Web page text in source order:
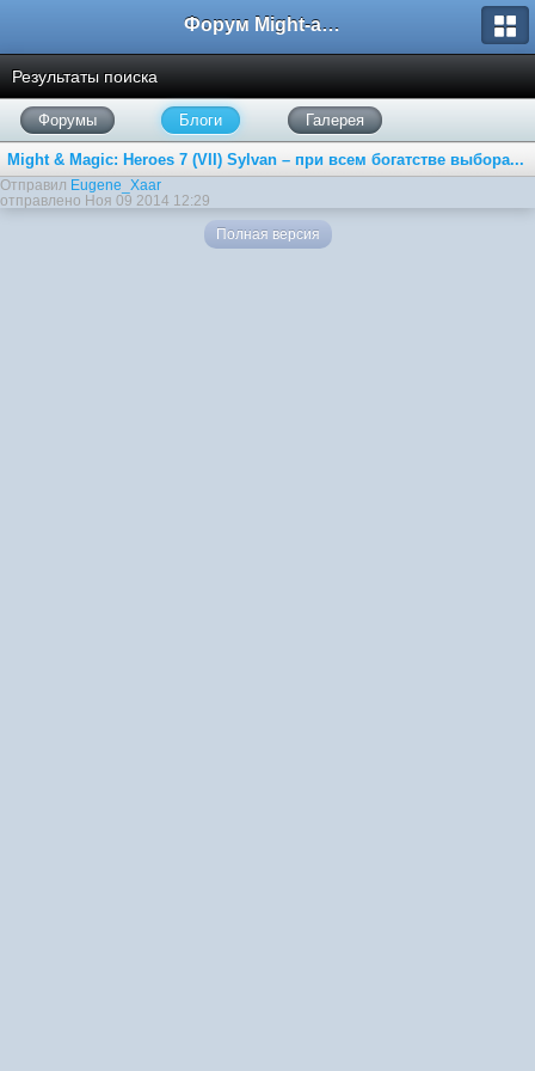
Форум Might-and-Magic.ru
Результаты поиска
Форумы Блоги Галерея
Might & Magic: Heroes 7 (VII) Sylvan – при всем богатстве выбора...
Отправил Eugene_Xaar
отправлено Ноя 09 2014 12:29
Полная версия